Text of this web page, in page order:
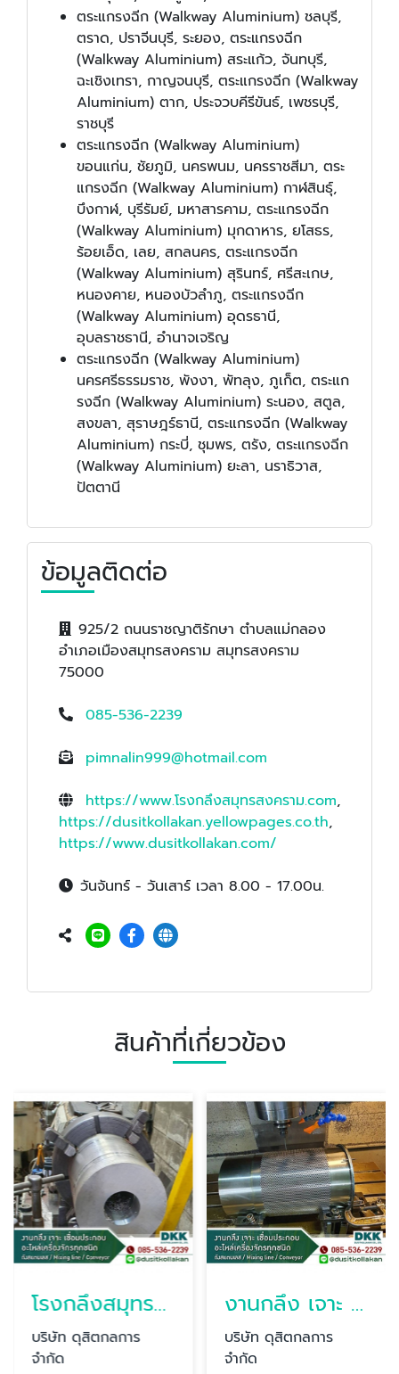
ตระแกรงฉีก (Walkway Aluminium) ชลบุรี,
ตราด, ปราจีนบุรี, ระยอง, ตระแกรงฉีก
(Walkway Aluminium) สระแก้ว, จันทบุรี,
ฉะเชิงเทรา, กาญจนบุรี, ตระแกรงฉีก (Walkway
Aluminium) ตาก, ประจวบคีรีขันธ์, เพชรบุรี,
ราชบุรี
ตระแกรงฉีก (Walkway Aluminium)
ขอนแก่น, ชัยภูมิ, นครพนม, นครราชสีมา, ตระ
แกรงฉีก (Walkway Aluminium) กาฬสินธุ์,
บึงกาฬ, บุรีรัมย์, มหาสารคาม, ตระแกรงฉีก
(Walkway Aluminium) มุกดาหาร, ยโสธร,
ร้อยเอ็ด, เลย, สกลนคร, ตระแกรงฉีก
(Walkway Aluminium) สุรินทร์, ศรีสะเกษ,
หนองคาย, หนองบัวลำภู, ตระแกรงฉีก
(Walkway Aluminium) อุดรธานี,
อุบลราชธานี, อำนาจเจริญ
ตระแกรงฉีก (Walkway Aluminium)
นครศรีธรรมราช, พังงา, พัทลุง, ภูเก็ต, ตระแก
รงฉีก (Walkway Aluminium) ระนอง, สตูล,
สงขลา, สุราษฎร์ธานี, ตระแกรงฉีก (Walkway
Aluminium) กระบี่, ชุมพร, ตรัง, ตระแกรงฉีก
(Walkway Aluminium) ยะลา, นราธิวาส,
ปัตตานี
ข้อมูลติดต่อ
925/2 ถนนราชญาติรักษา ตำบลแม่กลอง
อำเภอเมืองสมุทรสงคราม สมุทรสงคราม
75000
085-536-2239
pimnalin999@hotmail.com
https://www.โรงกลึงสมุทรสงคราม.com,
https://dusitkollakan.yellowpages.co.th,
https://www.dusitkollakan.com/
วันจันทร์ - วันเสาร์ เวลา 8.00 - 17.00น.
สินค้าที่เกี่ยวข้อง
โรงกลึงสมุทรสงคราม ดุสิตกลการ
บริษัท ดุสิตกลการ
จำกัด
งานกลึง เจาะ เชื่อมประกอบอะไหล่เครื่องจักร สมุทรสาคร
บริษัท ดุสิตกลการ
จำกัด